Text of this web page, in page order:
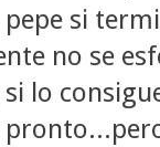
si
no se
lo